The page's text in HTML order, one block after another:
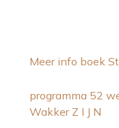
Meer info boek
programma 52
Wakker Z I J N